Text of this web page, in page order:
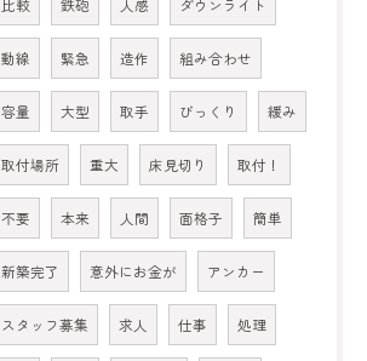
比較 鉄砲 人感 ダウンライト
動線 緊急 造作 組み合わせ
容量 大型 取手 びっくり 緩み
取付場所 重大 床見切り 取付！
不要 本来 人間 面格子 簡単
新築完了 意外にお金が アンカー
スタッフ募集 求人 仕事 処理